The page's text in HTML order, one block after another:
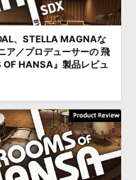
映像のBGM・セリフを音声分離
音素材の制作・ライセンス提供
、STELLA MAGNAな
ア／プロデューサーの 飛
OF HANSA』製品レビュ